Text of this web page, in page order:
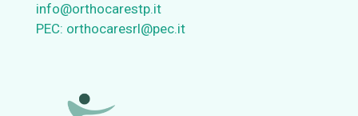
info@orthocarestp.it
PEC: orthocaresrl@pec.it